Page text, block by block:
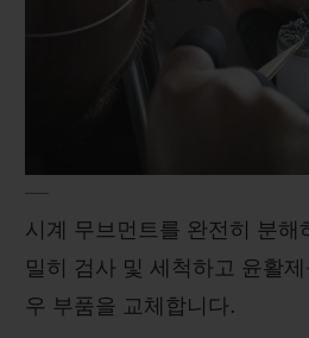
시계 무브먼트를 완전히 분해
밀히 검사 및 세척하고 윤활
우 부품을 교체합니다.